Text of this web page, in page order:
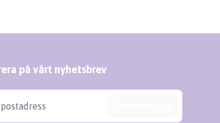
på vårt nyhetsbrev